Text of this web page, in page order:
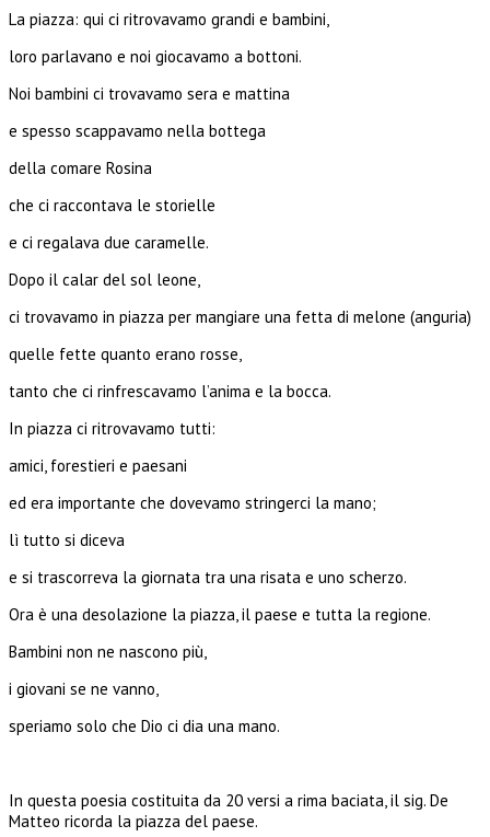
La piazza: qui ci ritrovavamo grandi e bambini,
loro parlavano e noi giocavamo a bottoni.
Noi bambini ci trovavamo sera e mattina
e spesso scappavamo nella bottega
della comare Rosina
che ci raccontava le storielle
e ci regalava due caramelle.
Dopo il calar del sol leone,
ci trovavamo in piazza per mangiare una fetta di melone (anguria)
quelle fette quanto erano rosse,
tanto che ci rinfrescavamo l’anima e la bocca.
In piazza ci ritrovavamo tutti:
amici, forestieri e paesani
ed era importante che dovevamo stringerci la mano;
lì tutto si diceva
e si trascorreva la giornata tra una risata e uno scherzo.
Ora è una desolazione la piazza, il paese e tutta la regione.
Bambini non ne nascono più,
i giovani se ne vanno,
speriamo solo che Dio ci dia una mano.
In questa poesia costituita da 20 versi a rima baciata, il sig. De
Matteo ricorda la piazza del paese.